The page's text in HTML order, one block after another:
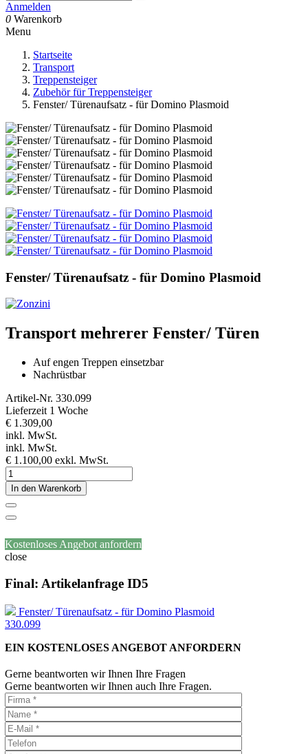
Anmelden
0 Warenkorb
Menu
Startseite
Transport
Treppensteiger
Zubehör für Treppensteiger
Fenster/ Türenaufsatz - für Domino Plasmoid
Fenster/ Türenaufsatz - für Domino Plasmoid
Transport mehrerer Fenster/ Türen
Auf engen Treppen einsetzbar
Nachrüstbar
Artikel-Nr. 330.099
Lieferzeit 1 Woche
€ 1.309,00
inkl. MwSt.
inkl. MwSt.
€ 1.100,00 exkl. MwSt.
In den Warenkorb
Kostenloses Angebot anfordern
close
Final: Artikelanfrage ID5
Fenster/ Türenaufsatz - für Domino Plasmoid
330.099
EIN KOSTENLOSES ANGEBOT ANFORDERN
Gerne beantworten wir Ihnen Ihre Fragen
Gerne beantworten wir Ihnen auch Ihre Fragen.